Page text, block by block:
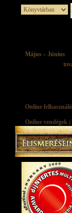
Május – Június
Online
Online vendégek